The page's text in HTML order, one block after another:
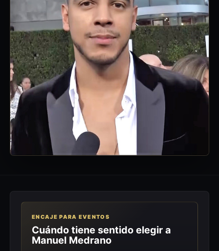
ENCAJE PARA EVENTOS
Cuándo tiene sentido elegir a
Manuel Medrano